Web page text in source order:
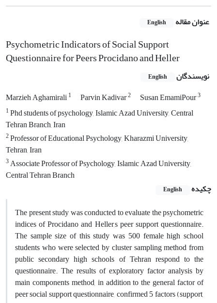
عنوان مقاله English
Psychometric Indicators of Social Support
Questionnaire for Peers Procidano and Heller
نویسندگان English
Marzieh Aghamirali1 Parvin Kadivar2 Susan EmamiPour3
1Phd students of psychology, Islamic Azad University, Central
Tehran Branch, Iran
2Professor of Educational Psychology, Kharazmi University,
Tehran, Iran
3Associate Professor of Psychology, Islamic Azad University,
Central Tehran Branch
چکیده
English
The present study was conducted to evaluate the psychometric
indices of Procidano and Heller,s peer support questionnaire.
The sample size of this study was 500 female high school
students who were selected by cluster sampling method from
public secondary high schools of Tehran respond to the
questionnaire. The results of exploratory factor analysis by
main components method, in addition to the general factor of
peer social support questionnaire, confirmed 5 factors (support,